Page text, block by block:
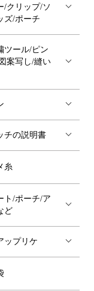
/クリップ/ソ
ズ/ポーチ
ツール/ピン
案写し/縫い
チの説明書
糸
ト/ポーチ/ア
ど
ップリケ